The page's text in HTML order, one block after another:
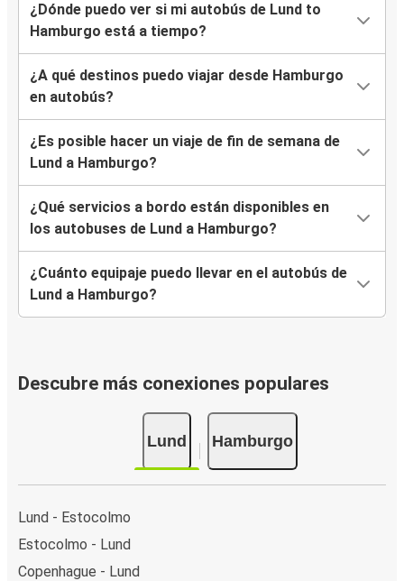
¿Dónde puedo ver si mi autobús de Lund to
Hamburgo está a tiempo?
¿A qué destinos puedo viajar desde Hamburgo
en autobús?
¿Es posible hacer un viaje de fin de semana de
Lund a Hamburgo?
¿Qué servicios a bordo están disponibles en
los autobuses de Lund a Hamburgo?
¿Cuánto equipaje puedo llevar en el autobús de
Lund a Hamburgo?
Descubre más conexiones populares
Lund Hamburgo
Lund - Estocolmo
Estocolmo - Lund
Copenhague - Lund